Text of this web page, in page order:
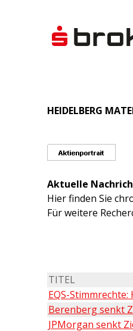
HEIDELBERG
Aktuelle
Hier finden Sie
Für weitere
TITEL
EQS-
Berenberg senkt
JPMorgan senkt